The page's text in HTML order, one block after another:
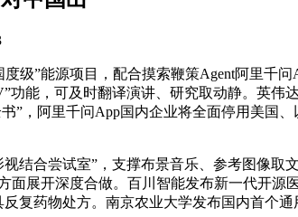
”能源项目，配合摸索鞭策Agent阿里千
能，可及时翻译演讲、研究取动静。英
”，阿里千问App国内企业将全面停用美国
合尝试室”，支撑布景音乐、参考图像取
展开深度合做。百川智能发布新一代开源
复药物处方。南京农业大学发布国内首个通